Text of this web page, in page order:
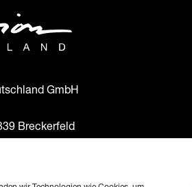
GmbH
Breckerfeld